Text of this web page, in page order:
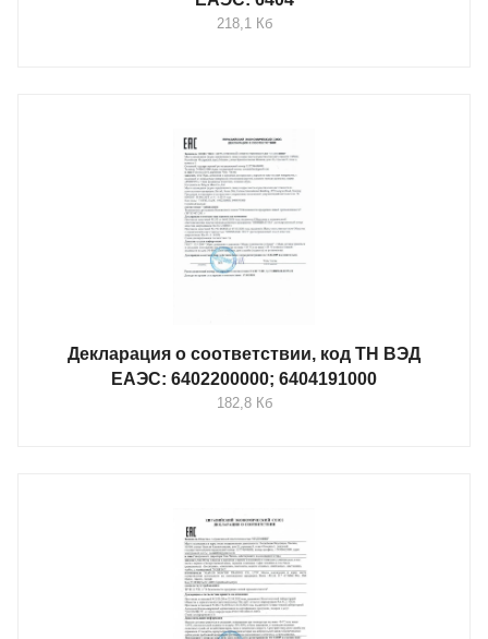
218,1 Кб
Декларация о соответствии, код ТН ВЭД
ЕАЭС: 6402200000; 6404191000
182,8 Кб